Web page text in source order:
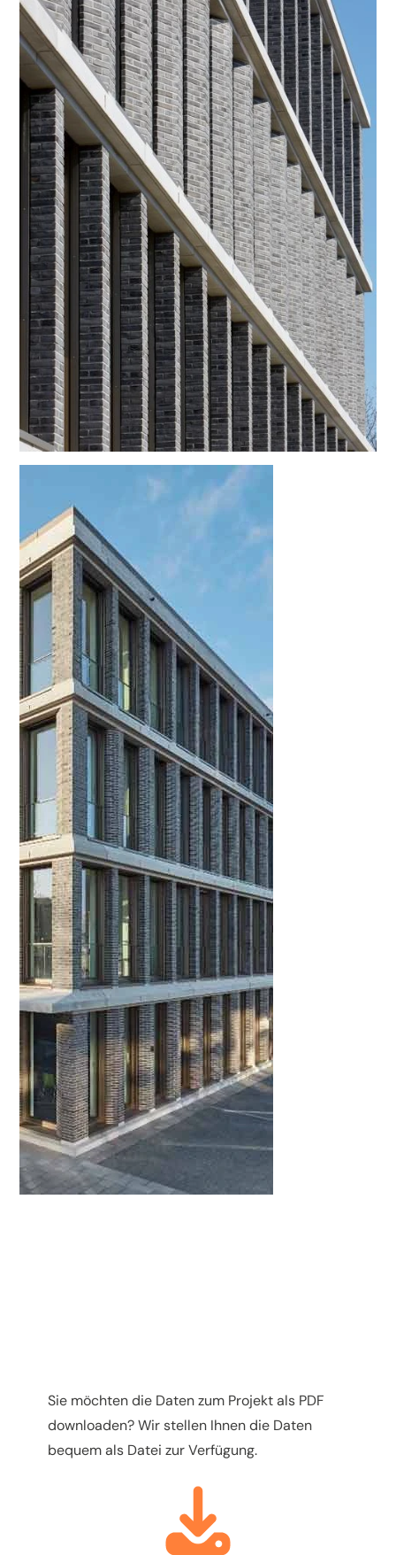
Sie möchten die Daten zum Projekt als PDF
downloaden? Wir stellen Ihnen die Daten
bequem als Datei zur Verfügung.